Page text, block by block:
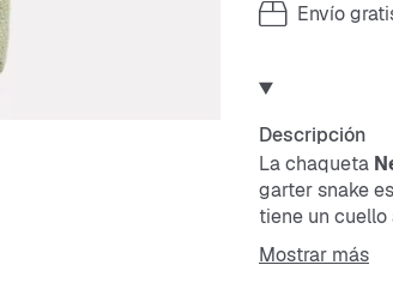
Envío
Descripción
La chaqueta
garter snake
tiene un
resistente y
cómodo
Mostrar más